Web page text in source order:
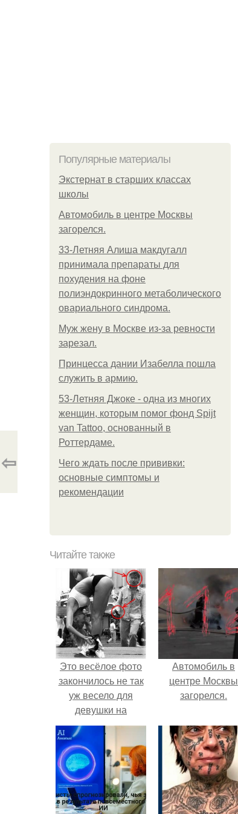
Популярные материалы
Экстернат в старших классах
школы
Автомобиль в центре Москвы
загорелся.
33-Летняя Алиша макдугалл
принимала препараты для
похудения на фоне
полиэндокринного метаболического
овариального синдрома.
Mуж жену в Москве из-за ревности
зарезал.
Принцесса дании Изабелла пошла
служить в армию.
53-Летняя Джоке - одна из многих
женщин, которым помог фонд Spijt
van Tattoo, основанный в
Роттердаме.
Чего ждать после прививки:
основные симптомы и
рекомендации
⇦
Читайте также
Это весёлое фото
закончилось не так
уж весело для
девушки на
переднем плане.
Автомобиль в
центре Москвы
загорелся.